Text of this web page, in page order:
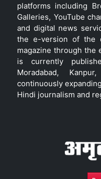
platforms including
Galleries, YouTube
and digital news
the e-version of the
magazine through the
is currently
Moradabad,
continuously
Hindi journalism and